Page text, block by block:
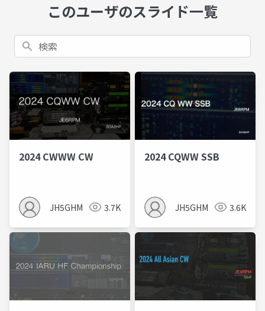
このユーザのスライド一覧
検索
2024 CWWW CW
JH5GHM 3.7K
2024 CQWW SSB
JH5GHM 3.6K